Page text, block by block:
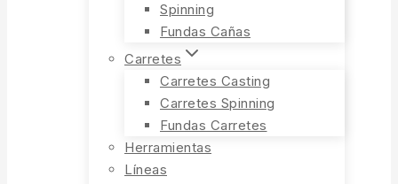
Spinning
Fundas Cañas
Carretes
Carretes Casting
Carretes Spinning
Fundas Carretes
Herramientas
Líneas